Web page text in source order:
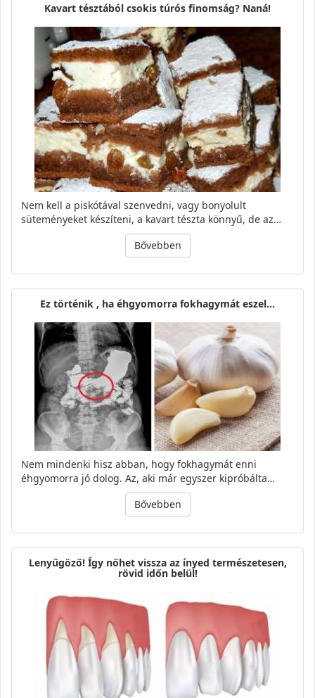
Kavart tésztából csokis túrós finomság? Naná!
Nem kell a piskótával szenvedni, vagy bonyolult
süteményeket készíteni, a kavart tészta könnyű, de az…
Bővebben
Ez történik , ha éhgyomorra fokhagymát eszel...
Nem mindenki hisz abban, hogy fokhagymát enni
éhgyomorra jó dolog. Az, aki már egyszer kipróbálta…
Bővebben
Lenyűgöző! Így nőhet vissza az ínyed természetesen,
rövid időn belül!